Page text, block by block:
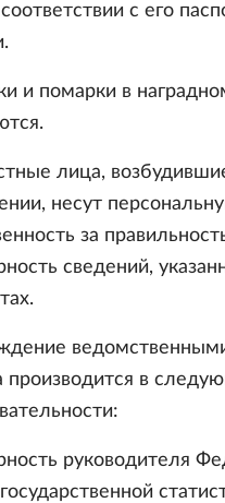
с его
и помарки в
лица,
несут
за
сведений,
производится в
руководителя